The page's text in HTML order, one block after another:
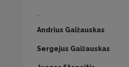
-
Andrius Gaižauskas
Sergejus Gaižauskas